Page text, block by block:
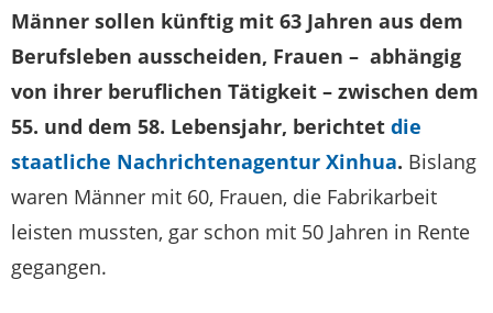
Männer sollen künftig mit 63 Jahren aus dem
Berufsleben ausscheiden, Frauen – abhängig
von ihrer beruflichen Tätigkeit – zwischen dem
55. und dem 58. Lebensjahr, berichtet die
staatliche Nachrichtenagentur Xinhua. Bislang
waren Männer mit 60, Frauen, die Fabrikarbeit
leisten mussten, gar schon mit 50 Jahren in Rente
gegangen.